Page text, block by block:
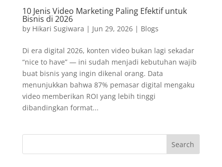
10 Jenis Video Marketing Paling Efektif untuk
Bisnis di 2026
by Hikari Sugiwara | Jun 29, 2026| Blogs
Di era digital 2026, konten video bukan lagi sekadar
“nice to have” — ini sudah menjadi kebutuhan wajib
buat bisnis yang ingin dikenal orang. Data
menunjukkan bahwa 87% pemasar digital mengaku
video memberikan ROI yang lebih tinggi
dibandingkan format...